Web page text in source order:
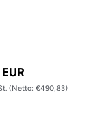
(Netto: €490,83)